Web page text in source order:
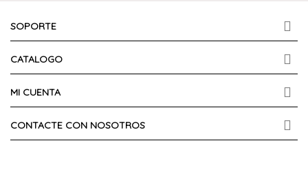
SOPORTE
CATALOGO
MI CUENTA
CONTACTE CON NOSOTROS